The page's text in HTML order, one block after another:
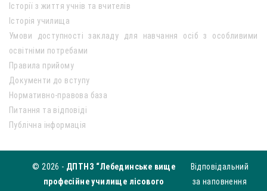
Історії з життя учнів та вчителів
Історія училища
Умови доступності закладу для навчання осіб з особливими
освітніми потребами
Правила прийому
Документи до вступу
Нормативно-правова база
Питання та відповіді
Публічна інформація
© 2026 - ДПТНЗ “Лебединське вище
професійне училище лісового
Відповідальний
за наповнення